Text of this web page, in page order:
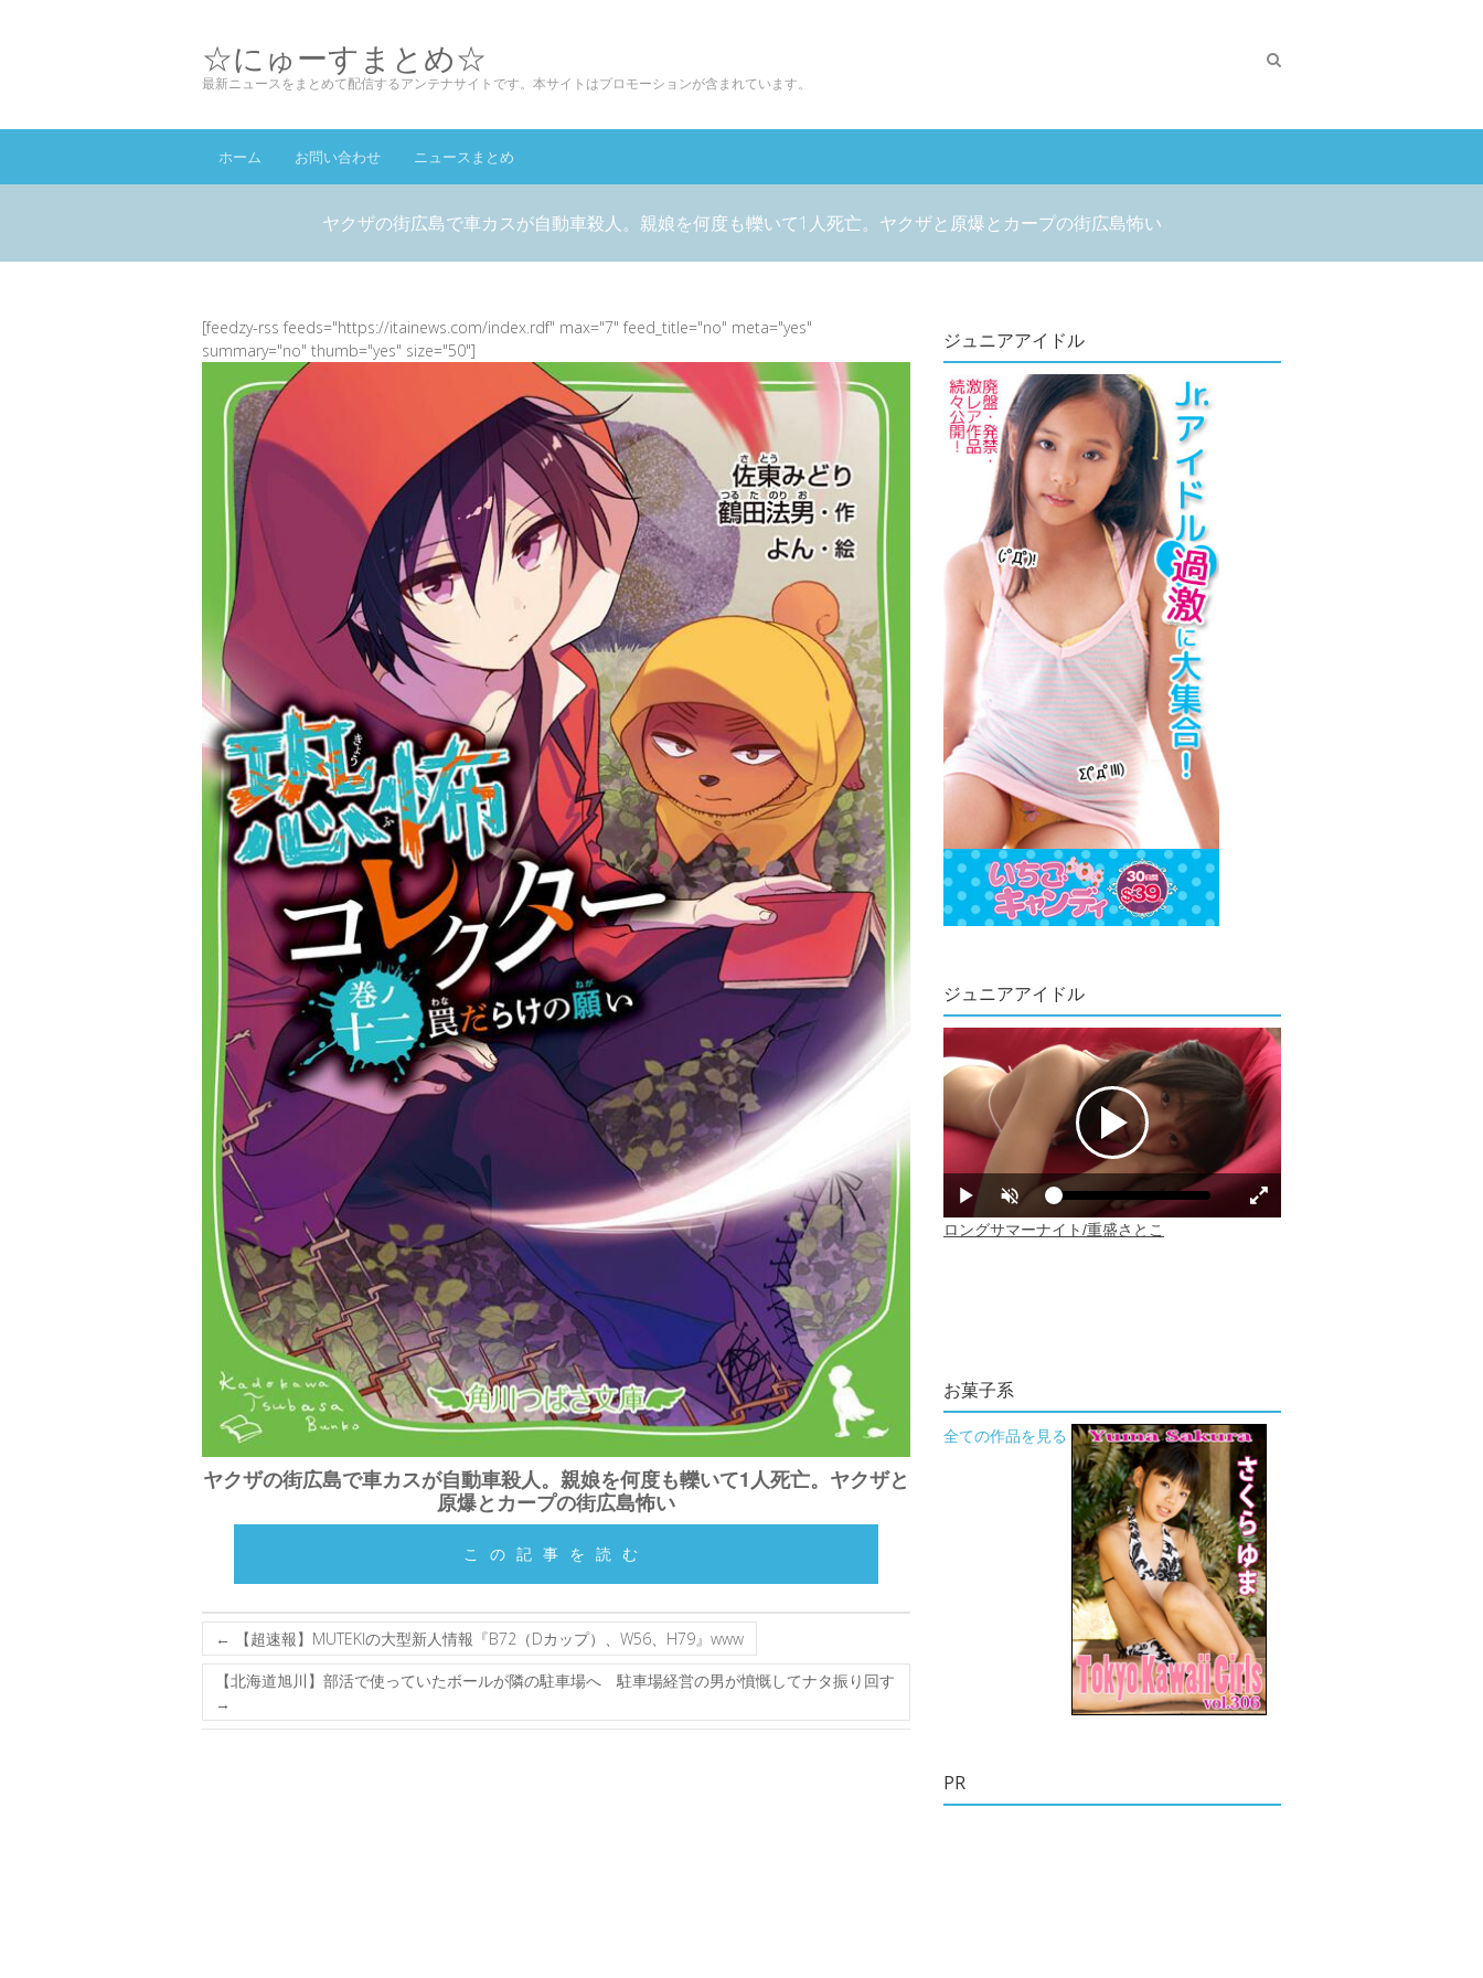
☆にゅーすまとめ☆
最新ニュースをまとめて配信するアンテナサイトです。本サイトはプロモーションが含まれています。
ホーム お問い合わせ ニュースまとめ
ヤクザの街広島で車カスが自動車殺人。親娘を何度も轢いて1人死亡。ヤクザと原爆とカープの街広島怖い
[feedzy-rss feeds="https://itainews.com/index.rdf" max="7" feed_title="no" meta="yes"
summary="no" thumb="yes" size="50"]
ヤクザの街広島で車カスが自動車殺人。親娘を何度も轢いて1人死亡。ヤクザと
原爆とカープの街広島怖い
この記事を読む
←
【超速報】MUTEKIの大型新人情報『B72（Dカップ）、W56、H79』www
【北海道旭川】部活で使っていたボールが隣の駐車場へ 駐車場経営の男が憤慨してナタ振り回す
→
ジュニアアイドル
ジュニアアイドル
お菓子系
全ての作品を見る
PR